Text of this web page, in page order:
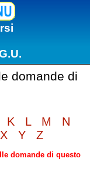
domande di
K L M
N
X Y Z
domande di questo